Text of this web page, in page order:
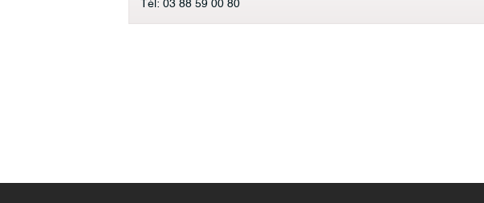
Tél: 03 88 59 00 80